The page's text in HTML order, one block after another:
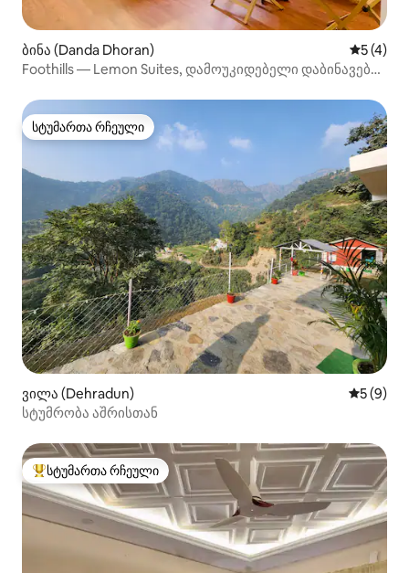
ბინა (Danda Dhoran)
5 (4)
Foothills — Lemon Suites, დამოუკიდებელი დაბინავება,
სტუმართა რჩეული
სტუმართა რჩეული
ვილა (Dehradun) საშუალო
5 (9)
სტუმრობა აშრისთან
სტუმართა რჩეული მოწინავე ვარიანტი
სტუმართა რჩეული